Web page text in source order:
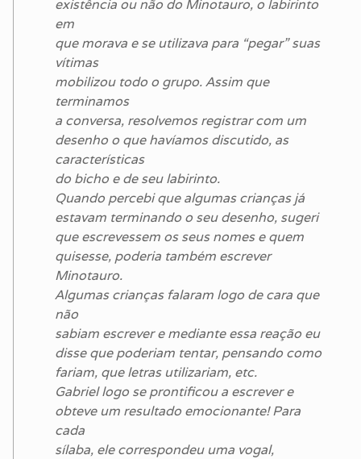
existência ou não do Minotauro, o labirinto
em
que morava e se utilizava para “pegar” suas
vítimas
mobilizou todo o grupo. Assim que
terminamos
a conversa, resolvemos registrar com um
desenho o que havíamos discutido, as
características
do bicho e de seu labirinto.
Quando percebi que algumas crianças já
estavam terminando o seu desenho, sugeri
que escrevessem os seus nomes e quem
quisesse, poderia também escrever
Minotauro.
Algumas crianças falaram logo de cara que
não
sabiam escrever e mediante essa reação eu
disse que poderiam tentar, pensando como
fariam, que letras utilizariam, etc.
Gabriel logo se prontificou a escrever e
obteve um resultado emocionante! Para
cada
sílaba, ele correspondeu uma vogal,